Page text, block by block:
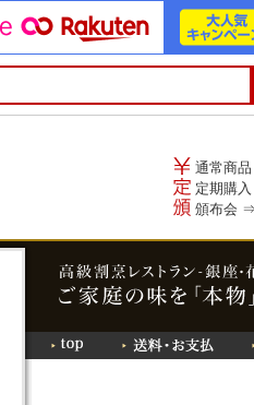
通常商
定期購
頒布会
トップ 送